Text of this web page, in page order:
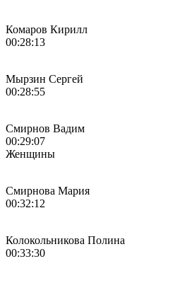
Комаров Кирилл
00:28:13
Мырзин Сергей
00:28:55
Смирнов Вадим
00:29:07
Женщины
Смирнова Мария
00:32:12
Колокольникова Полина
00:33:30